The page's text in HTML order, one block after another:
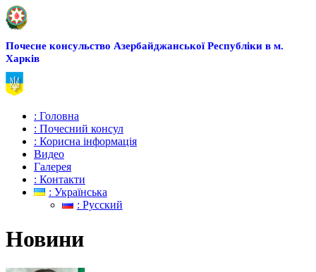
Почесне консульство Азербайджанської Республіки в м.
Харків
: Головна
: Почесний консул
: Корисна інформація
Видео
Галерея
: Контакти
: Українська
: Русский
Новини